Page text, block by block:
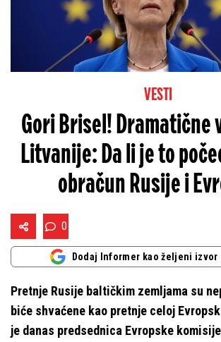
VESTI
Gori Brisel! Dramatične
Litvanije: Da li je to
obračun Rusije i
0
Dodaj Informer kao željeni izvor
Pretnje Rusije baltičkim zemljama su
biće shvaćene kao pretnje celoj
je danas predsednica Evropske